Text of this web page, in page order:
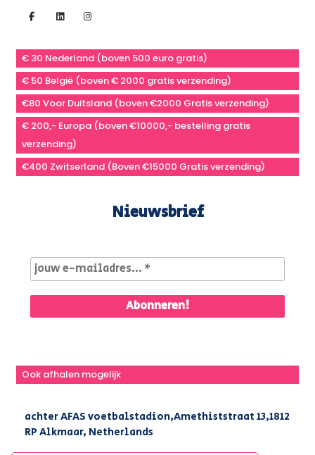
€ 30 Nederland (boven 500 euro gratis)
€ 50 België (boven € 2000 gratis verzending)
€80 Voor Duitsland (boven €2000 Gratis verzending)
€ 200,- Europa (boven €10000,- bestelling gratis
verzending)
€400 Zwitserland (Boven €15000 Gratis verzending)
Nieuwsbrief
Ook afhalen mogelijk
achter AFAS voetbalstadion,Amethiststraat 13,1812
RP Alkmaar, Netherlands